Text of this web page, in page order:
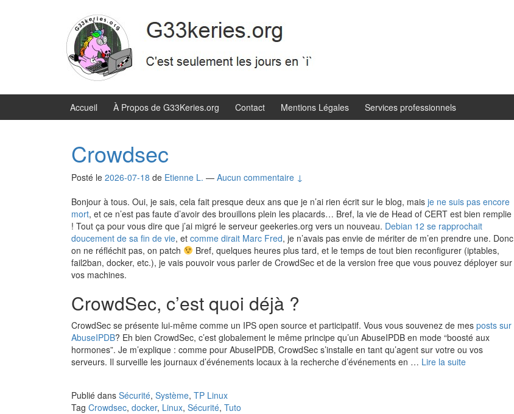
Accueil À Propos de G33Keries.org Contact Mentions Légales Services professionnels
Crowdsec
Posté le 2026-07-18 de Etienne L. — Aucun commentaire ↓
Bonjour à tous. Oui, je sais, cela fait presque deux ans que je n’ai rien écrit sur le blog, mais je ne suis pas encore
mort, et ce n’est pas faute d’avoir des brouillons plein les placards… Bref, la vie de Head of CERT est bien remplie
! Tout ça pour vous dire que j’ai migré le serveur geekeries.org vers un nouveau. Debian 12 se rapprochait
doucement de sa fin de vie, et comme dirait Marc Fred, je n’avais pas envie de mériter de m’en prendre une. Donc
on ne réfléchit pas, on patch
Bref, quelques heures plus tard, et le temps de tout bien reconfigurer (iptables,
fail2ban, docker, etc.), je vais pouvoir vous parler de CrowdSec et de la version free que vous pouvez déployer sur
vos machines.
CrowdSec, c’est quoi déjà ?
CrowdSec se présente lui-même comme un IPS open source et participatif. Vous vous souvenez de mes posts sur
AbuseIPDB? Eh bien CrowdSec, c’est globalement le même principe qu’un AbuseIPDB en mode “boosté aux
hormones”. Je m’explique : comme pour AbuseIPDB, CrowdSec s’installe en tant qu’agent sur votre ou vos
serveurs. Il surveille les journaux d’événements locaux à la recherche d’événements en … Lire la suite
Publié dans Sécurité, Système, TP Linux
Tag Crowdsec, docker, Linux, Sécurité, Tuto